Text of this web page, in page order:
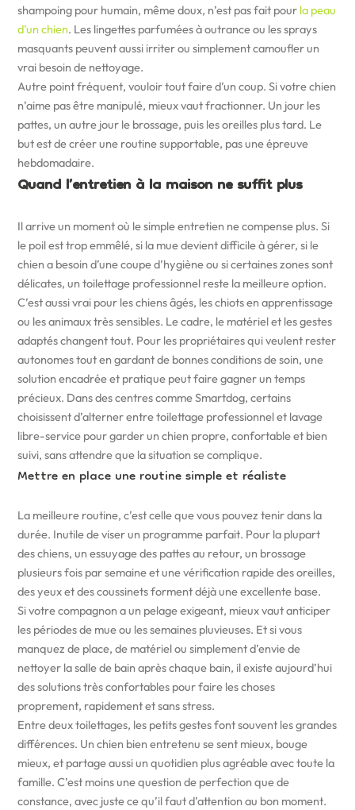
shampoing pour humain, même doux, n’est pas fait pour la peau
d’un chien. Les lingettes parfumées à outrance ou les sprays
masquants peuvent aussi irriter ou simplement camoufler un
vrai besoin de nettoyage.
Autre point fréquent, vouloir tout faire d’un coup. Si votre chien
n’aime pas être manipulé, mieux vaut fractionner. Un jour les
pattes, un autre jour le brossage, puis les oreilles plus tard. Le
but est de créer une routine supportable, pas une épreuve
hebdomadaire.
Quand l’entretien à la maison ne suffit plus
Il arrive un moment où le simple entretien ne compense plus. Si
le poil est trop emmêlé, si la mue devient difficile à gérer, si le
chien a besoin d’une coupe d’hygiène ou si certaines zones sont
délicates, un toilettage professionnel reste la meilleure option.
C’est aussi vrai pour les chiens âgés, les chiots en apprentissage
ou les animaux très sensibles. Le cadre, le matériel et les gestes
adaptés changent tout. Pour les propriétaires qui veulent rester
autonomes tout en gardant de bonnes conditions de soin, une
solution encadrée et pratique peut faire gagner un temps
précieux. Dans des centres comme Smartdog, certains
choisissent d’alterner entre toilettage professionnel et lavage
libre-service pour garder un chien propre, confortable et bien
suivi, sans attendre que la situation se complique.
Mettre en place une routine simple et réaliste
La meilleure routine, c’est celle que vous pouvez tenir dans la
durée. Inutile de viser un programme parfait. Pour la plupart
des chiens, un essuyage des pattes au retour, un brossage
plusieurs fois par semaine et une vérification rapide des oreilles,
des yeux et des coussinets forment déjà une excellente base.
Si votre compagnon a un pelage exigeant, mieux vaut anticiper
les périodes de mue ou les semaines pluvieuses. Et si vous
manquez de place, de matériel ou simplement d’envie de
nettoyer la salle de bain après chaque bain, il existe aujourd’hui
des solutions très confortables pour faire les choses
proprement, rapidement et sans stress.
Entre deux toilettages, les petits gestes font souvent les grandes
différences. Un chien bien entretenu se sent mieux, bouge
mieux, et partage aussi un quotidien plus agréable avec toute la
famille. C’est moins une question de perfection que de
constance, avec juste ce qu’il faut d’attention au bon moment.